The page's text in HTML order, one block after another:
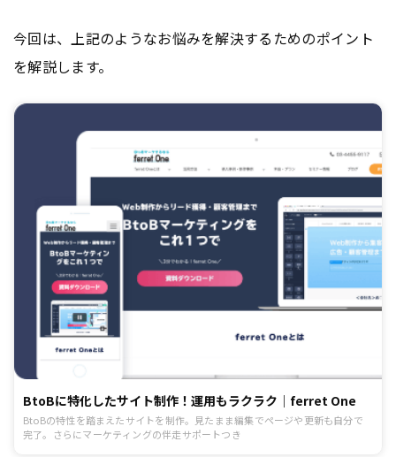
今回は、上記のようなお悩みを解決するためのポイント
を解説します。
BtoBに特化したサイト制作！運用もラクラク｜ferret One
BtoBの特性を踏まえたサイトを制作。見たまま編集でページや更新も自分で
完了。さらにマーケティングの伴走サポートつき